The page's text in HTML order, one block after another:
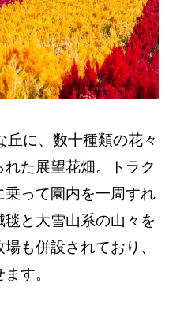
に、数十種類の花々
た展望花畑。トラク
って園内を一周すれ
と大雪山系の山々を
も併設されており、
す。